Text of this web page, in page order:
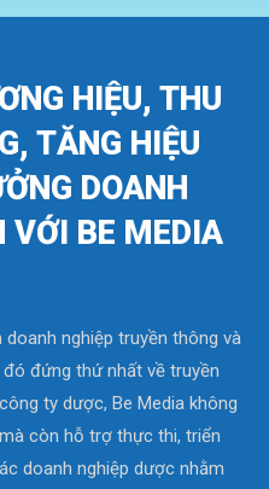
HIỆU, THU
TĂNG HIỆU
DOANH
VỚI BE MEDIA
nghiệp truyền thông và
đứng thứ nhất về truyền
ty dược, Be Media không
còn hỗ trợ thực thi, triển
doanh nghiệp dược nhằm